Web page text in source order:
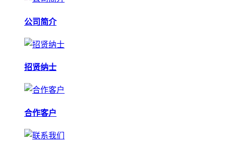
公司简介
招贤纳士
合作客户